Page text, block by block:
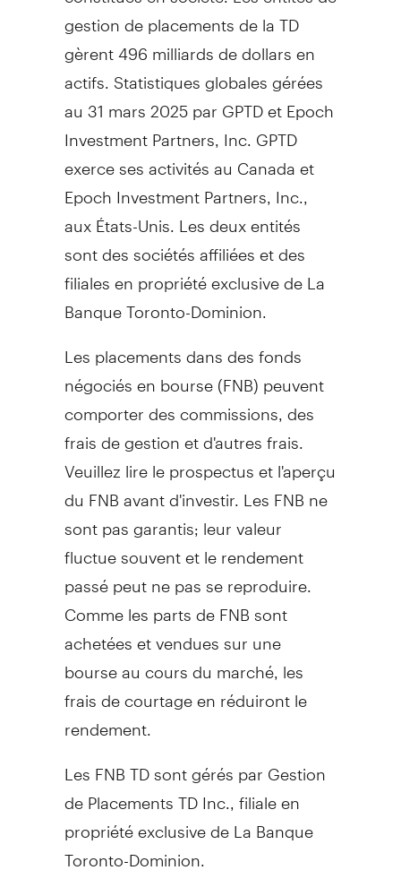
gestion de placements de la TD
gèrent 496 milliards de dollars en
actifs. Statistiques globales gérées
au 31 mars 2025 par GPTD et Epoch
Investment Partners, Inc. GPTD
exerce ses activités au Canadaet
Epoch Investment Partners, Inc.,
aux États-Unis. Les deux entités
sont des sociétés affiliées et des
filiales en propriété exclusive de La
Banque Toronto-Dominion.
Les placements dans des fonds
négociés en bourse (FNB) peuvent
comporter des commissions, des
frais de gestion et d'autres frais.
Veuillez lire le prospectus et l'aperçu
du FNB avant d'investir. Les FNB ne
sont pas garantis; leur valeur
fluctue souvent et le rendement
passé peut ne pas se reproduire.
Comme les parts de FNB sont
achetées et vendues sur une
bourse au cours du marché, les
frais de courtage en réduiront le
rendement.
Les FNB TD sont gérés par Gestion
de Placements TD Inc., filiale en
propriété exclusive de La Banque
Toronto-Dominion.